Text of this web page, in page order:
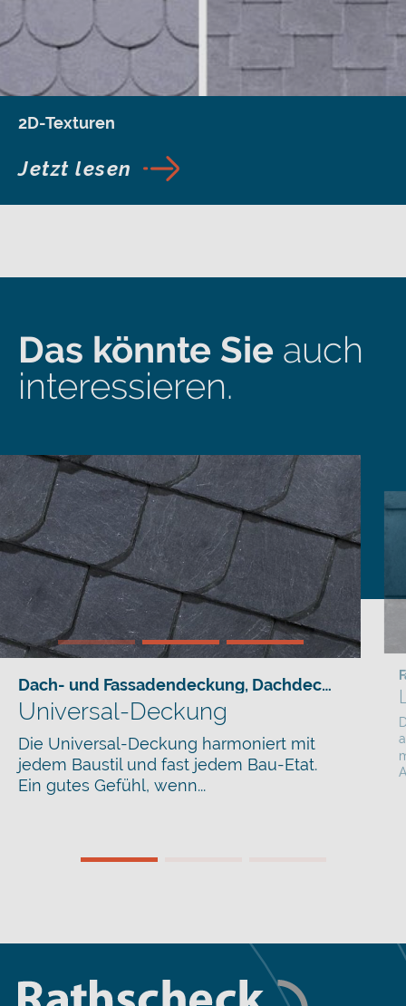
2D-Texturen
Jetzt lesen
Das könnte Sie auch
interessieren.
Dach- und Fassadendeckung, Dachdeckung
Universal-Deckung
Die Universal-Deckung harmoniert mit
jedem Baustil und fast jedem Bau-Etat.
Ein gutes Gefühl, wenn...